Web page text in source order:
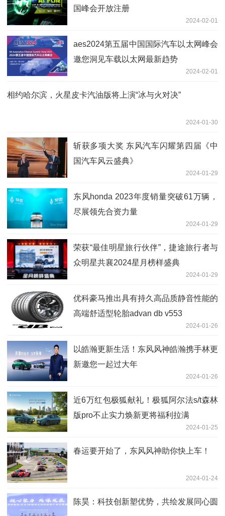
国峰会开放注册
2024-02-01
aes2024第五届中国国际汽车以太网峰会
邀您洞见车载以太网最新趋势
2024-02-01
相约哈尔滨，火星皮卡汽油版将上演“冰与火对决”
2024-01-30
斩获多项大奖 东风汽车闪耀第四届《中
国汽车风云盛典》
2024-01-29
东风honda 2023年度销量突破61万辆，
尽展领先合资力量
2024-01-29
荣获“最佳明星旅行伙伴”，捷途旅行者与
众明星共襄2024星月榜样盛典
2024-01-29
优科豪马推出具有持久高品质静音性能的
高端舒适型轮胎advan db v553
2024-01-26
以皓瀚更新生活！东风风神皓瀚携手林更
新邀您一起过大年
2024-01-26
近6万红包极狐献礼！极狐阿尔法s/t森林
版pro不止实力焕新更将福利拉满
2024-01-25
春运要开始了，东风风神助你快上车！
2024-01-24
陈昊：科技创新塑优势，共绘发展同心圆